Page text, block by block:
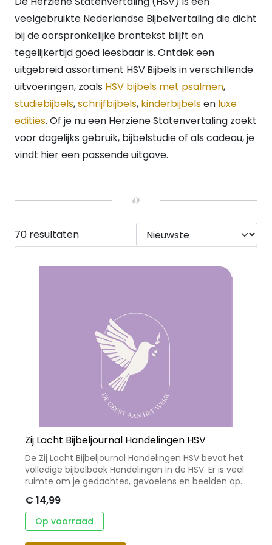
DUIMGREPEN
Duimgrepen (7)
Geen duimgrepen (64)
KOKER
Geen koker (44)
Koker (27)
VERWACHT
Ja (4)
Nee (67)
HEEFT DUMMY VOORRAAD
Nee
Goud
Zilver (3)
UITVOERING
veelgebruikte Nederlandse Bijbelvertaling die dicht
bij de oorspronkelijke brontekst blijft en
tegelijkertijd goed leesbaar is. Ontdek een
uitgebreid assortiment HSVBijbels in verschillende
uitvoeringen, zoals HSV bijbels met psalmen,
studiebijbels,schrijfbijbels, kinderbijbelsen luxe
edities. Of je nu een Herziene Statenvertaling zoekt
voor dagelijks gebruik, bijbelstudie of als cadeau, je
vindt hier een passende uitgave.
70 resultaten
Zij Lacht Bijbeljournal Handelingen HSV
De Zij Lacht Bijbeljournal Handelingen HSV bevat het
volledige bijbelboek Handelingen in de HSV. Er is veel
ruimte om je gedachtes, gevoelens en beelden op
Zo kan je de Bijbel beter leren lezen, begrijpen en
leven! • journal met de tekst van het bijbelboek
Handelingen, met veel ruimte voor schrijven •
inleiding op het bijbelboek, met extra marge voor
€ 14,99
Op voorraad